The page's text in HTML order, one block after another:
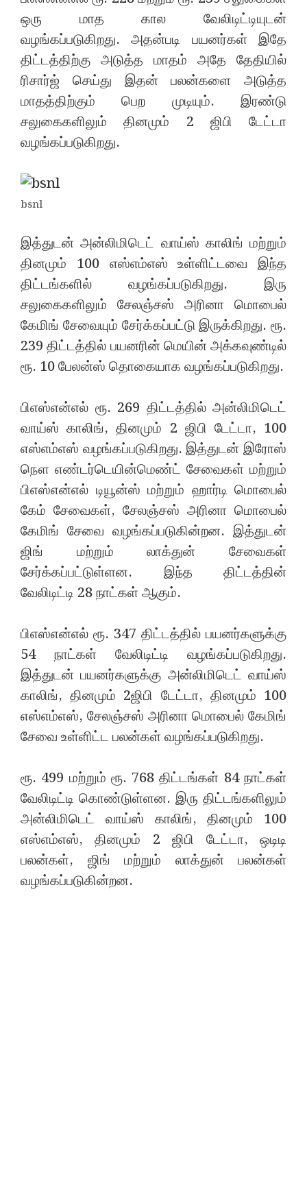
ஒரு மாத கால வேலிடிட்டியுடன்
வழங்கப்படுகிறது. அதன்படி பயனர்கள் இதே
திட்டத்திற்கு அடுத்த மாதம் அதே தேதியில்
ரிசார்ஜ் செய்து இதன் பலன்களை அடுத்த
மாதத்திற்கும் பெற முடியும். இரண்டு
சலுகைகளிலும் தினமும் 2 ஜிபி டேட்டா
வழங்கப்படுகிறது.
bsnl
இத்துடன் அன்லிமிடெட் வாய்ஸ் காலிங் மற்றும்
தினமும் 100 எஸ்எம்எஸ் உள்ளிட்டவை இந்த
திட்டங்களில் வழங்கப்படுகிறது. இரு
சலுகைகளிலும் சேலஞ்சஸ் அரினா மொபைல்
கேமிங் சேவையும் சேர்க்கப்பட்டு இருக்கிறது. ரூ.
239 திட்டத்தில் பயனரின் மெயின் அக்கவுண்டில்
ரூ. 10 பேலன்ஸ் தொகையாக வழங்கப்படுகிறது.
பிஎஸ்என்எல் ரூ. 269 திட்டத்தில் அன்லிமிடெட்
வாய்ஸ் காலிங், தினமும் 2 ஜிபி டேட்டா, 100
எஸ்எம்எஸ் வழங்கப்படுகிறது. இத்துடன் இரோஸ்
நௌ எண்டர்டெயின்மெண்ட் சேவைகள் மற்றும்
பிஎஸ்என்எல் டியூன்ஸ் மற்றும் ஹார்டி மொபைல்
கேம் சேவைகள், சேலஞ்சஸ் அரினா மொபைல்
கேமிங் சேவை வழங்கப்படுகின்றன. இத்துடன்
ஜிங் மற்றும் லாக்துன் சேவைகள்
சேர்க்கப்பட்டுள்ளன. இந்த திட்டத்தின்
வேலிடிட்டி 28 நாட்கள் ஆகும்.
பிஎஸ்என்எல் ரூ. 347 திட்டத்தில் பயனர்களுக்கு
54 நாட்கள் வேலிடிட்டி வழங்கப்படுகிறது.
இத்துடன் பயனர்களுக்கு அன்லிமிடெட் வாய்ஸ்
காலிங், தினமும் 2ஜிபி டேட்டா, தினமும் 100
எஸ்எம்எஸ், சேலஞ்சஸ் அரினா மொபைல் கேமிங்
சேவை உள்ளிட்ட பலன்கள் வழங்கப்படுகிறது.
ரூ. 499 மற்றும் ரூ. 768 திட்டங்கள் 84 நாட்கள்
வேலிடிட்டி கொண்டுள்ளன. இரு திட்டங்களிலும்
அன்லிமிடெட் வாய்ஸ் காலிங், தினமும் 100
எஸ்எம்எஸ், தினமும் 2 ஜிபி டேட்டா, ஒடிடி
பலன்கள், ஜிங் மற்றும் லாக்துன் பலன்கள்
வழங்கப்படுகின்றன.